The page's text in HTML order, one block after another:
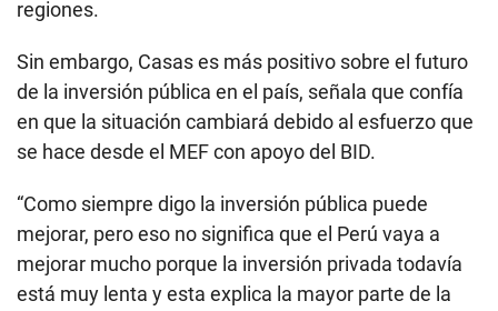
regiones.
Sin embargo, Casas es más positivo sobre el futuro
de la inversión pública en el país, señala que confía
en que la situación cambiará debido al esfuerzo que
se hace desde el MEF con apoyo del BID.
“Como siempre digo la inversión pública puede
mejorar, pero eso no significa que el Perú vaya a
mejorar mucho porque la inversión privada todavía
está muy lenta y esta explica la mayor parte de la